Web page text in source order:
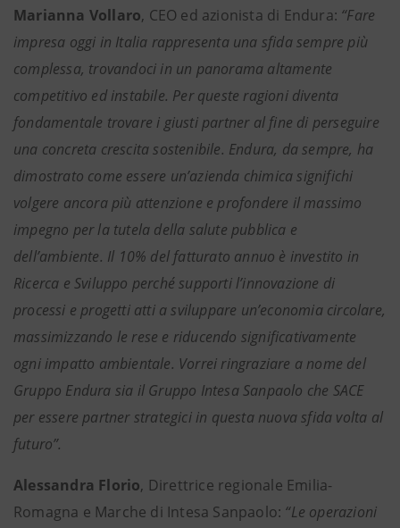
Marianna Vollaro, CEO ed azionista di Endura: “Fare
impresa oggi in Italia rappresenta una sfida sempre più
complessa, trovandoci in un panorama altamente
competitivo ed instabile. Per queste ragioni diventa
fondamentale trovare i giusti partner al fine di perseguire
una concreta crescita sostenibile. Endura, da sempre, ha
dimostrato come essere un’azienda chimica significhi
volgere ancora più attenzione e profondere il massimo
impegno per la tutela della salute pubblica e
dell’ambiente. Il 10% del fatturato annuo è investito in
Ricerca e Sviluppo perché supporti l’innovazione di
processi e progetti atti a sviluppare un’economia circolare,
massimizzando le rese e riducendo significativamente
ogni impatto ambientale. Vorrei ringraziare a nome del
Gruppo Endura sia il Gruppo Intesa Sanpaolo che SACE
per essere partner strategici in questa nuova sfida volta al
futuro”.
Alessandra Florio, Direttrice regionale Emilia-
Romagna e Marche di Intesa Sanpaolo: “Le operazioni